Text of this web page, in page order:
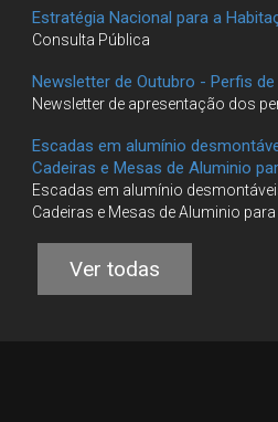
Estratégia Nacional para a
Consulta Pública
Newsletter de Outubro - Perfis
Newsletter de apresentação dos
Escadas em alumínio
Cadeiras e Mesas de Aluminio
Escadas em alumínio
Cadeiras e Mesas de Aluminio
Ver todas